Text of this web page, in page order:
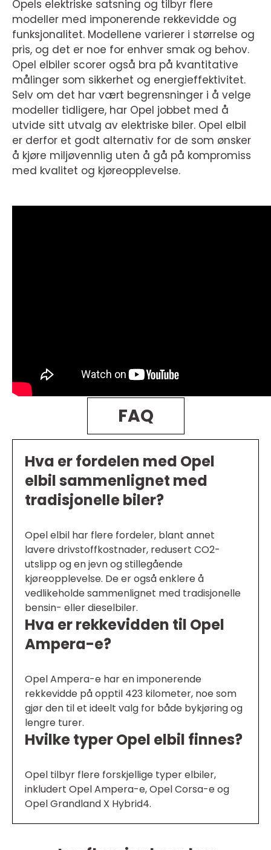
Opels elektriske satsning og tilbyr flere
modeller med imponerende rekkevidde og
funksjonalitet. Modellene varierer i størrelse og
pris, og det er noe for enhver smak og behov.
Opel elbiler scorer også bra på kvantitative
målinger som sikkerhet og energieffektivitet.
Selv om det har vært begrensninger i å velge
modeller tidligere, har Opel jobbet med å
utvide sitt utvalg av elektriske biler. Opel elbil
er derfor et godt alternativ for de som ønsker
å kjøre miljøvennlig uten å gå på kompromiss
med kvalitet og kjøreopplevelse.
FAQ
Hva er fordelen med Opel
elbil sammenlignet med
tradisjonelle biler?
Opel elbil har flere fordeler, blant annet
lavere drivstoffkostnader, redusert CO2-
utslipp og en jevn og stillegående
kjøreopplevelse. De er også enklere å
vedlikeholde sammenlignet med tradisjonelle
bensin- eller dieselbiler.
Hva er rekkevidden til Opel
Ampera-e?
Opel Ampera-e har en imponerende
rekkevidde på opptil 423 kilometer, noe som
gjør den til et ideelt valg for både bykjøring og
lengre turer.
Hvilke typer Opel elbil finnes?
Opel tilbyr flere forskjellige typer elbiler,
inkludert Opel Ampera-e, Opel Corsa-e og
Opel Grandland X Hybrid4.